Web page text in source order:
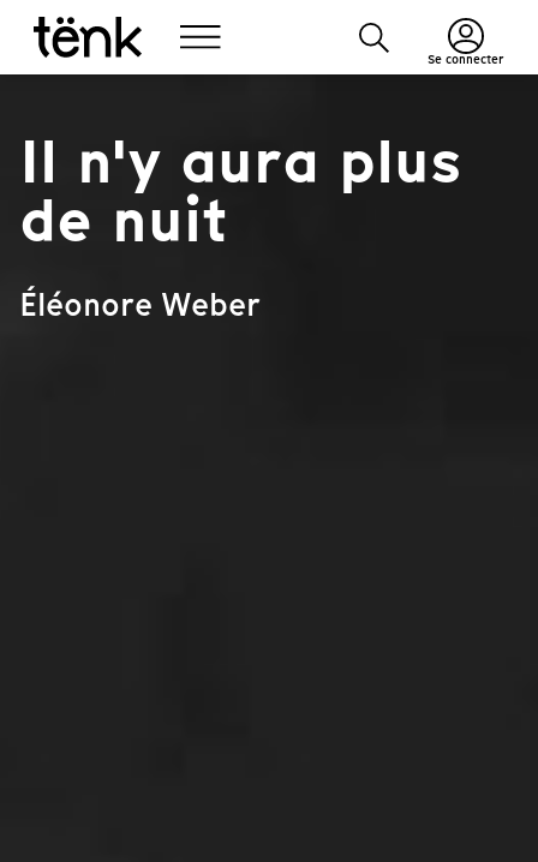
Se connecter
Il n'y aura plus
de nuit
Éléonore Weber